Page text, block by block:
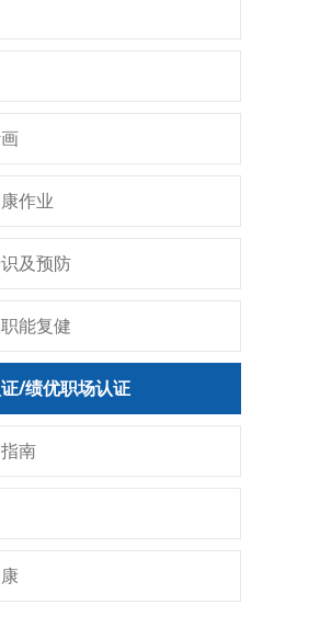
作业
及预防
能复健
/绩优职场认证
南